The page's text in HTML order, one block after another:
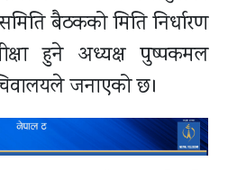
बैठकको मिति निर्धारण
हुने अध्यक्ष पुष्पकमल
जनाएको छ।